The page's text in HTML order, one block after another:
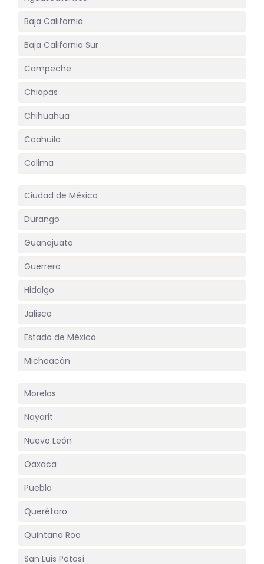
Baja California
Baja California Sur
Campeche
Chiapas
Chihuahua
Coahuila
Colima
Ciudad de México
Durango
Guanajuato
Guerrero
Hidalgo
Jalisco
Estado de México
Michoacán
Morelos
Nayarit
Nuevo León
Oaxaca
Puebla
Querétaro
Quintana Roo
San Luis Potosí